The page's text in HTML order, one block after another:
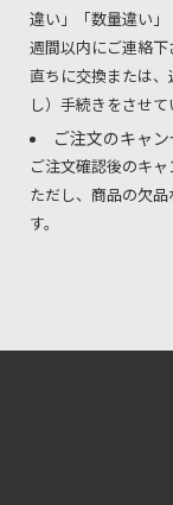
違い」「数量違い
週間以内にご連絡下
直ちに交換または
し）手続きをさせて
ご注文のキャ
ご注文確認後のキャ
ただし、商品の欠
す。